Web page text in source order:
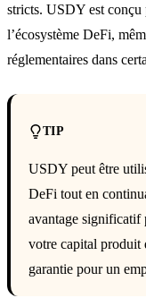
stricts. USDY est conçu
l’écosystème DeFi,
réglementaires dans
TIP
USDY peut être
DeFi tout en
avantage significatif
votre capital produit
garantie pour un